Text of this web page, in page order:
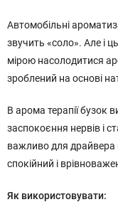
Автомобільні
звучить «соло». Але і
мірою насолодитися
зроблений на основі
В арома терапії бузок
заспокоєння нервів і
важливо для
спокійний і
Як використовувати: